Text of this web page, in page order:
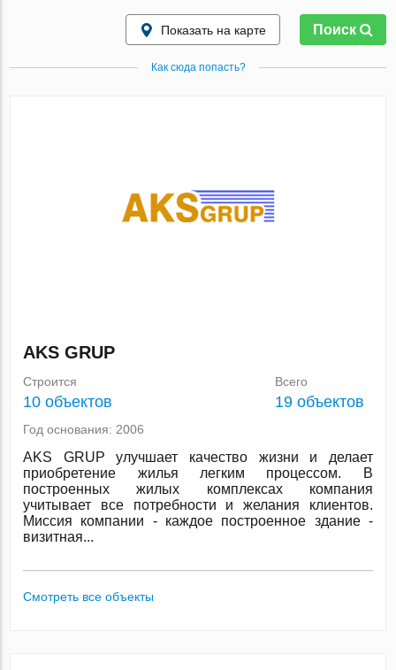
Показать на карте Поиск
Как сюда попасть?
AKS GRUP
Строится
10 объектов
Всего
19 объектов
Год основания: 2006
AKS GRUP улучшает качество жизни и делает
приобретение жилья легким процессом. В
построенных жилых комплексах компания
учитывает все потребности и желания клиентов.
Миссия компании - каждое построенное здание -
визитная...
Смотреть все объекты